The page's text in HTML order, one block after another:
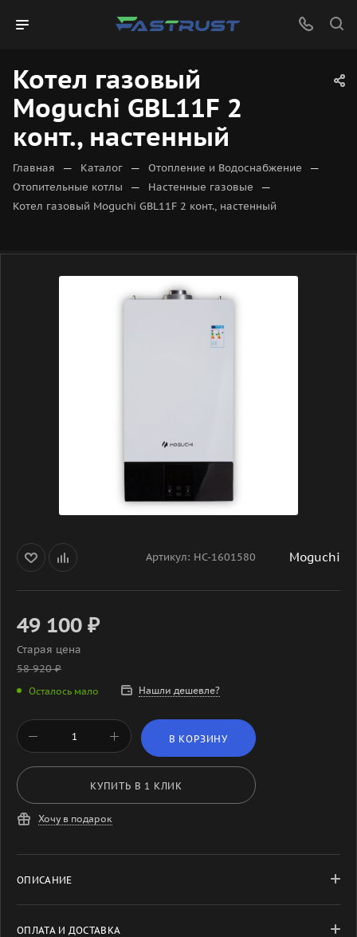
Котел газовый
Moguchi GBL11F 2
конт., настенный
Главная — Каталог — Отопление и Водоснабжение —
Отопительные котлы — Настенные газовые —
Котел газовый Moguchi GBL11F 2 конт., настенный
Артикул: НС-1601580 Moguchi
49 100 ₽
Старая цена
58 920₽
Осталось мало Нашли дешевле?
В КОРЗИНУ
КУПИТЬ В 1 КЛИК
Хочу в подарок
ОПИСАНИЕ
ОПЛАТА И ДОСТАВКА